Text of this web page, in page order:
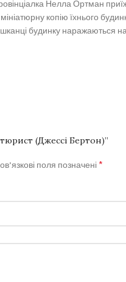
Нелла Ортман
копію їхнього
будинку наражаються
(Джессі Бертон)”
поля позначені *